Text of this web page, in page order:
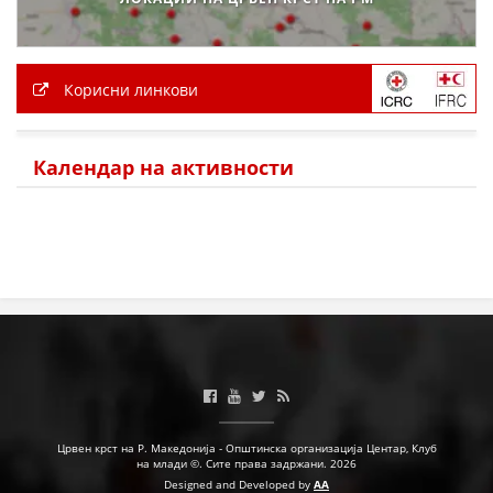
Корисни линкови
Календар на активности
Црвен крст на Р. Македонија - Општинска организација Центар, Клуб
на млади ©. Сите права задржани. 2026
Designed and Developed by AA